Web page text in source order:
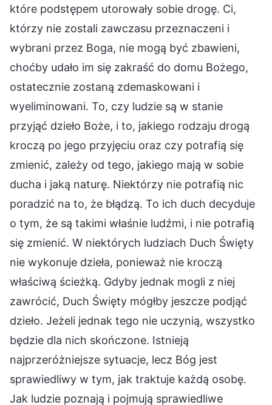
które podstępem utorowały sobie drogę. Ci,
którzy nie zostali zawczasu przeznaczeni i
wybrani przez Boga, nie mogą być zbawieni,
choćby udało im się zakraść do domu Bożego,
ostatecznie zostaną zdemaskowani i
wyeliminowani. To, czy ludzie są w stanie
przyjąć dzieło Boże, i to, jakiego rodzaju drogą
kroczą po jego przyjęciu oraz czy potrafią się
zmienić, zależy od tego, jakiego mają w sobie
ducha i jaką naturę. Niektórzy nie potrafią nic
poradzić na to, że błądzą. To ich duch decyduje
o tym, że są takimi właśnie ludźmi, i nie potrafią
się zmienić. W niektórych ludziach Duch Święty
nie wykonuje dzieła, ponieważ nie kroczą
właściwą ścieżką. Gdyby jednak mogli z niej
zawrócić, Duch Święty mógłby jeszcze podjąć
dzieło. Jeżeli jednak tego nie uczynią, wszystko
będzie dla nich skończone. Istnieją
najprzeróżniejsze sytuacje, lecz Bóg jest
sprawiedliwy w tym, jak traktuje każdą osobę.
Jak ludzie poznają i pojmują sprawiedliwe